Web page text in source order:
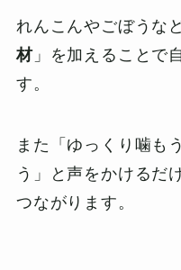
れんこんやごぼうな
材」を加えることで
す。
また「ゆっくり噛も
う」と声をかけるだ
つながります。